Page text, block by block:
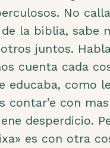
No
la biblia, sabe
juntos.
cuenta cada
educaba, como
contar’e con
desperdicio.
es con otra